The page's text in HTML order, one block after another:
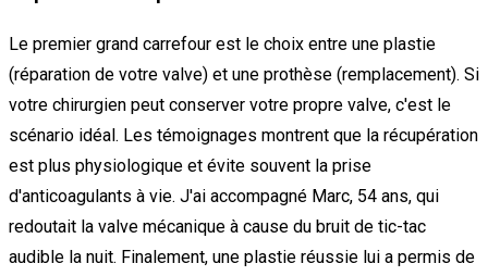
Le premier grand carrefour est le choix entre une plastie
(réparation de votre valve) et une prothèse (remplacement). Si
votre chirurgien peut conserver votre propre valve, c'est le
scénario idéal. Les témoignages montrent que la récupération
est plus physiologique et évite souvent la prise
d'anticoagulants à vie. J'ai accompagné Marc, 54 ans, qui
redoutait la valve mécanique à cause du bruit de tic-tac
audible la nuit. Finalement, une plastie réussie lui a permis de